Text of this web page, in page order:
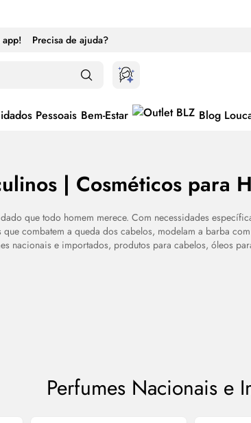
app! Precisa de ajuda?
Pessoais Bem-Estar Blog
| Cosméticos para
que todo homem merece. Com necessidades
combatem a queda dos cabelos, modelam a barba
nacionais e importados, produtos para cabelos, óleos
Perfumes Nacionais e